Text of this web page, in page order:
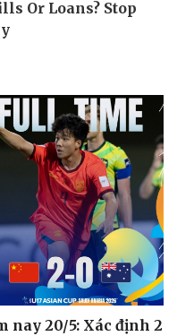
nay 20/5: Xác định 2